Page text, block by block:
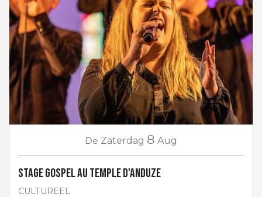
De Zaterdag 8 Aug
Stage gospel au Temple d'Anduze
CULTUREEL